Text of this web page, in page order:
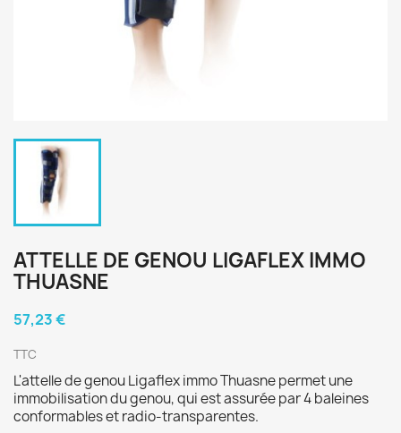
ATTELLE DE GENOU LIGAFLEX IMMO
THUASNE
57,23 €
TTC
L'attelle de genou Ligaflex immo Thuasne permet une
immobilisation du genou, qui est assurée par 4 baleines
conformables et radio-transparentes.